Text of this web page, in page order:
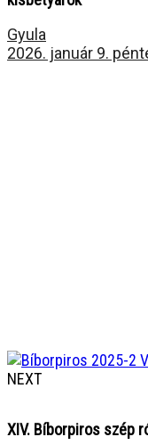
Gyula
2026. január 9.
NEXT
XIV. Bíborpiros szép